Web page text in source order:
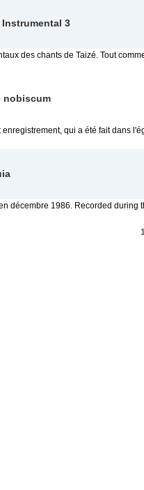
Instrumental 3
des chants de Taizé. Tout
nobiscum
qui a été fait dans
décembre 1986. Recorded during